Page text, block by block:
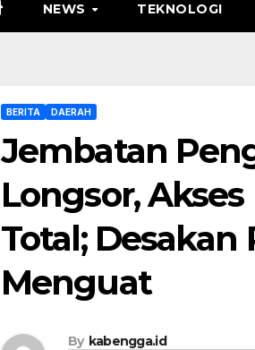
NEWS TEKNOLOGI
BERITA DAERAH
Jembatan
Longsor,
Total;
Menguat
By kabengga.id